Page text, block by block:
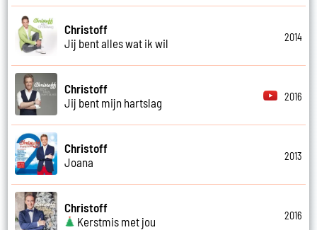
Christoff
Jij bent alles wat ik wil
2014
Christoff
Jij bent mijn hartslag
2016
Christoff
Joana
2013
Christoff
Kerstmis met jou
2016